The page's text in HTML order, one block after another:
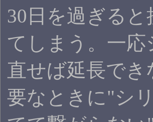
30日を過ぎる
てしまう。一
直せば延長で
要なときに"シ